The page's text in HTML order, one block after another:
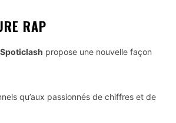
RAP
Spoticlash propose une nouvelle façon
qu’aux passionnés de chiffres et de